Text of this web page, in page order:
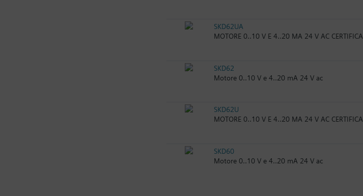
SKD62UA
MOTORE 0..10 V E 4..20 MA 24 V AC CERTIFICA
SKD62
Motore 0..10 V e 4..20 mA 24 V ac
SKD62U
MOTORE 0..10 V E 4..20 MA 24 V AC CERTIFICA
SKD60
Motore 0..10 V e 4..20 mA 24 V ac